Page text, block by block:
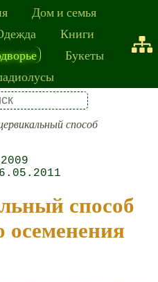
Дом и семья
Книги
Букеты
способ
осеменения